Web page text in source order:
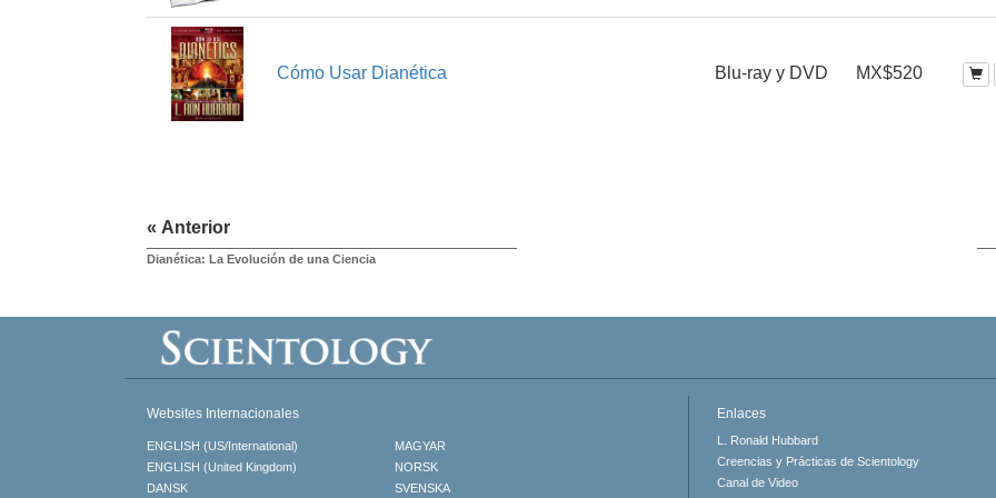
Cómo Usar Dianética Blu-ray y DVD MX$520
« Anterior
Dianética: La Evolución de una Ciencia
Websites Internacionales
ENGLISH (US/International)
ENGLISH (United Kingdom)
DANSK
MAGYAR
NORSK
SVENSKA
Enlaces
L. Ronald Hubbard
Creencias y Prácticas de Scientology
Canal de Video